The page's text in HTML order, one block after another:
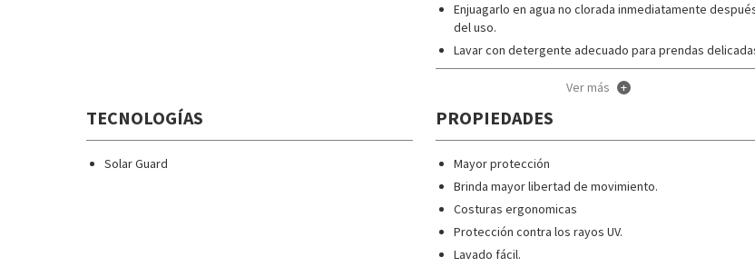
Enjuagarlo en agua no clorada inmediatamente
del uso.
Lavar con detergente adecuado para prendas
Secar colgado.
No dejarlo en bolsa u otro contenedor cerrado durante
un periodo de tiempo prolongado.
No exponerlo a la luz cuando esté húmedos en el
de una bolsa u otro contenedor cerrado.Siga las
instrucciones de lavado que figuran en la etiqueta del
artículo. Esta contiene símbolos de gran utilidad para el
cuidado del artículo adquirido.
Ver más +
TECNOLOGÍAS
Solar Guard
PROPIEDADES
Mayor protección
Brinda mayor libertad de movimiento.
Costuras ergonomicas
Protección contra los rayos UV.
Lavado fácil.